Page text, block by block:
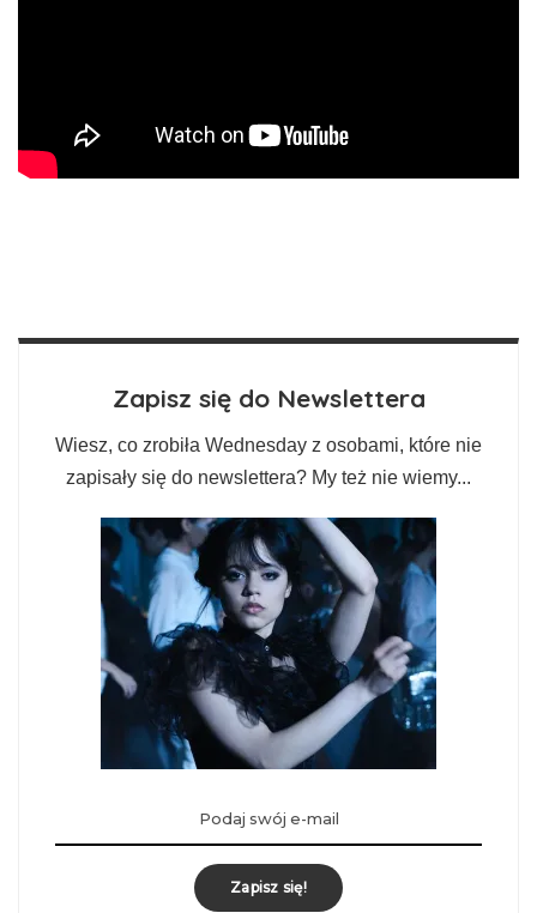
Zapisz się do Newslettera
Wiesz, co zrobiła Wednesday z osobami, które nie
zapisały się do newslettera? My też nie wiemy...
Zapisz się!